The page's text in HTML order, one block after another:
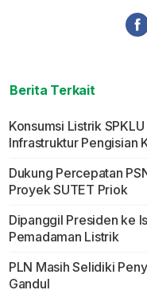
Berita Terkait
Konsumsi Listrik
Infrastruktur Pengisian
Dukung Percepatan
Proyek SUTET Priok
Dipanggil Presiden ke
Pemadaman Listrik
PLN Masih Selidiki
Gandul